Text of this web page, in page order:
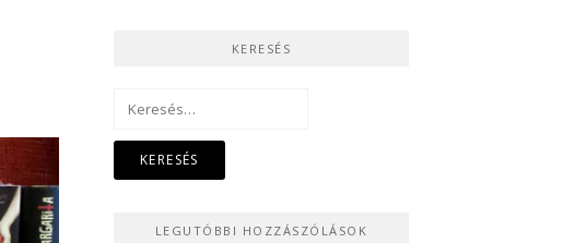
KERESÉS
Keresés:
LEGUTÓBBI HOZZÁSZÓLÁSOK